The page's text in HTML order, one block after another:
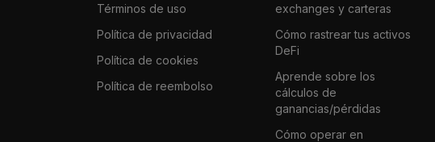
Términos de uso
Política de privacidad
Política de cookies
Política de reembolso
exchanges y carteras
Cómo rastrear tus activos
DeFi
Aprende sobre los
cálculos de
ganancias/pérdidas
Cómo operar en